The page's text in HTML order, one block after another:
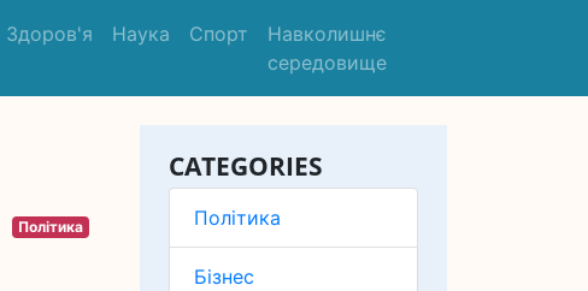
Здоров'я Наука Спорт
Навколишнє
середовище
CATEGORIES
Політика
Бізнес
Політика